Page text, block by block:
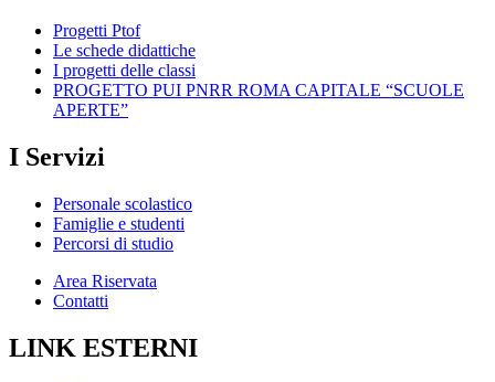
Progetti Ptof
Le schede didattiche
I progetti delle classi
PROGETTO PUI PNRR ROMA CAPITALE “SCUOLE
APERTE”
I Servizi
Personale scolastico
Famiglie e studenti
Percorsi di studio
Area Riservata
Contatti
LINK ESTERNI